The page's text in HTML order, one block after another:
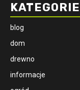
KATEGORIE
blog
dom
drewno
informacje